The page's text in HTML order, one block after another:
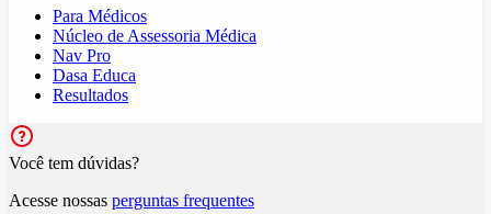
Para Médicos
Núcleo de Assessoria Médica
Nav Pro
Dasa Educa
Resultados
Você tem dúvidas?
Acesse nossas perguntas frequentes